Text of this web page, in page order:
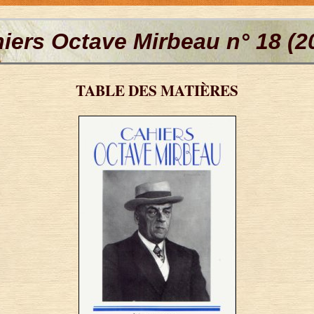
Octave Mirbeau n° 18
TABLE DES MATIÈRES